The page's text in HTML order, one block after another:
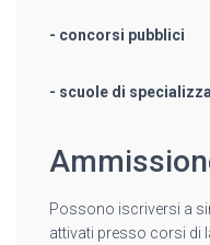
- concorsi pubblici
- scuole di
Possono iscriversi a
attivati presso corsi di